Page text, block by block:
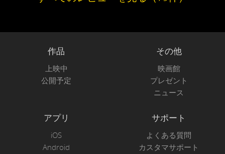
作品
上映中
公開予定
その他
映画館
プレゼント
ニュース
アプリ
iOS
Android
サポート
よくある質問
カスタマサポート